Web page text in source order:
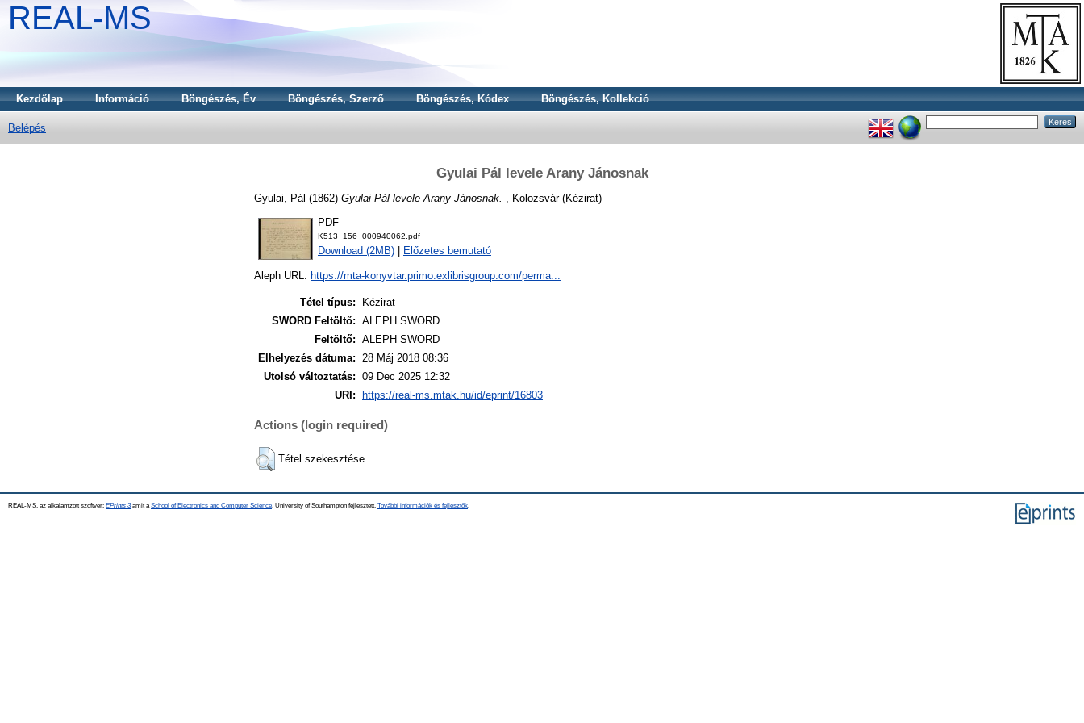
REAL-MS
Kezdőlap Információ Böngészés, Év Böngészés, Szerző Böngészés, Kódex Böngészés, Kollekció
Belépés
Gyulai Pál levele Arany Jánosnak
Gyulai, Pál (1862) Gyulai Pál levele Arany Jánosnak. , Kolozsvár (Kézirat)
PDF
K513_156_000940062.pdf
Download (2MB) Előzetes bemutató
Aleph URL: https://mta-konyvtar.primo.exlibrisgroup.com/perma...
Tétel típus:
Kézirat
SWORD Feltöltő: ALEPH SWORD
Feltöltő: ALEPH SWORD
Elhelyezés dátuma: 28 Máj 2018 08:36
Utolsó változtatás: 09 Dec 2025 12:32
URI:
https://real-ms.mtak.hu/id/eprint/16803
Actions (login required)
Tétel szekesztése
REAL-MS, az alkalamzott szoftver: EPrints 3amit a School of Electronics and Computer Science , University of Southampton fejlesztett. További információk és fejlesztők